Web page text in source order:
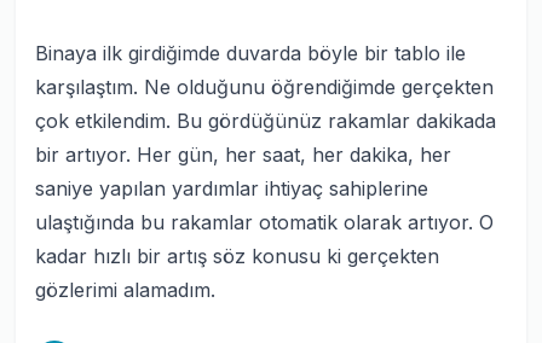
Binaya ilk girdiğimde duvarda böyle bir tablo ile
karşılaştım. Ne olduğunu öğrendiğimde gerçekten
çok etkilendim. Bu gördüğünüz rakamlar dakikada
bir artıyor. Her gün, her saat, her dakika, her
saniye yapılan yardımlar ihtiyaç sahiplerine
ulaştığında bu rakamlar otomatik olarak artıyor. O
kadar hızlı bir artış söz konusu ki gerçekten
gözlerimi alamadım.